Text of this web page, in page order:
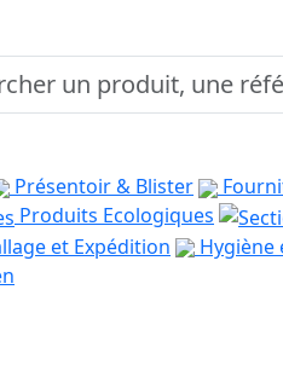
Présentoir & Blister
Produits Ecologiques
et Expédition Hygiène